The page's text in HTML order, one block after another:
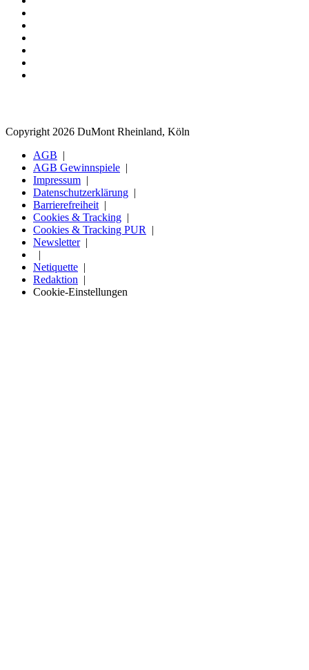
Copyright 2026 DuMont Rheinland, Köln
AGB
AGB Gewinnspiele
Impressum
Datenschutzerklärung
Barrierefreiheit
Cookies & Tracking
Cookies & Tracking PUR
Newsletter
Netiquette
Redaktion
Cookie-Einstellungen